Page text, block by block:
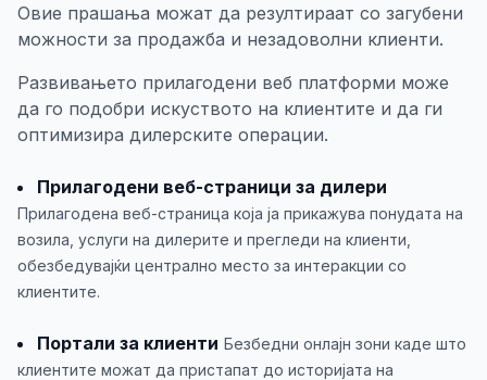
Овие прашања можат да резултираат со загубени
можности за продажба и незадоволни клиенти.
Развивањето прилагодени веб платформи може
да го подобри искуството на клиентите и да ги
оптимизира дилерските операции.
Прилагодени веб-страници за дилери
Прилагодена веб-страница која ја прикажува понудата на
возила, услуги на дилерите и прегледи на клиенти,
обезбедувајќи централно место за интеракции со
клиентите.
Портали за клиенти Безбедни онлајн зони каде што
клиентите можат да пристапат до историјата на